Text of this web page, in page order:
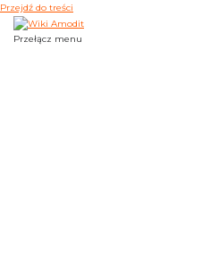
Przejdź do treści
Przełącz menu